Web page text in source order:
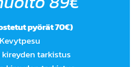
pyörät 70€)
Kevytpesu
kireyden tarkistus